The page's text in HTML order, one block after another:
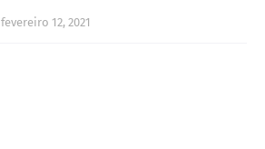
fevereiro 12, 2021